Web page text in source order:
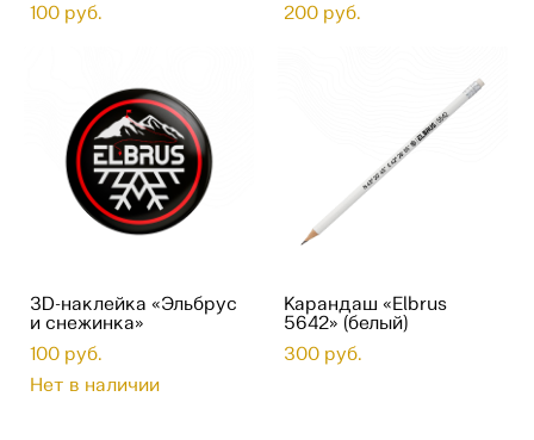
100 pуб.
200 pуб.
3D-наклейка «Эльбрус
и снежинка»
100 pуб.
Нет в наличии
Карандаш «Elbrus
5642» (белый)
300 pуб.